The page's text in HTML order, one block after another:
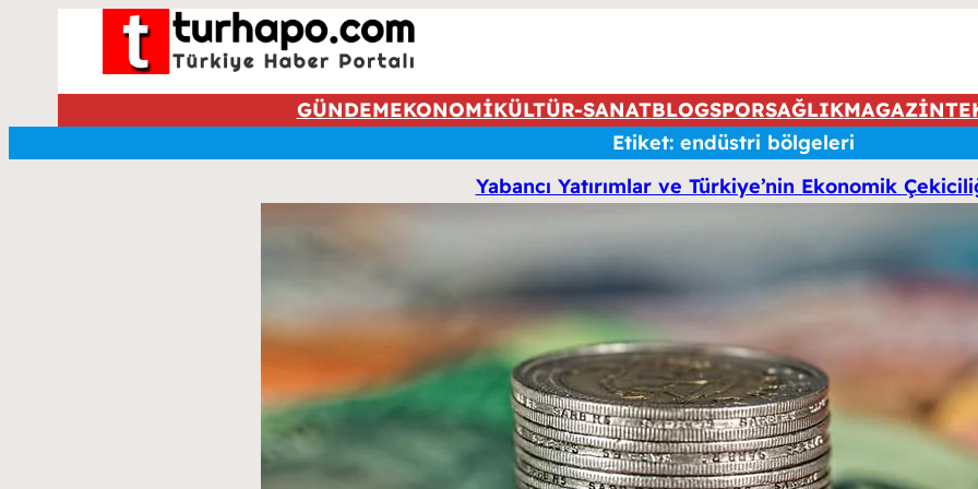
GÜNDEMEKONOMİKÜLTÜR-SANATBLOGSPORSAĞLIKMAGAZİN
Etiket: endüstri bölgeleri
Yabancı Yatırımlar ve Türkiye’nin Ekonomik